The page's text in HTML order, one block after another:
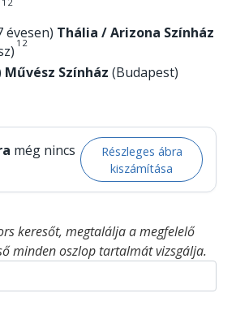
évesen) Thália / Arizona Színház
1 2
Művész Színház (Budapest)
még nincs
Részleges ábra
kiszámítása
keresőt, megtalálja a megfelelő
minden oszlop tartalmát vizsgálja.